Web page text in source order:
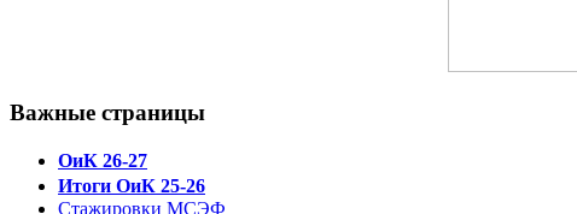
Важные страницы
ОиК 26-27
Итоги ОиК 25-26
Стажировки МСЭФ